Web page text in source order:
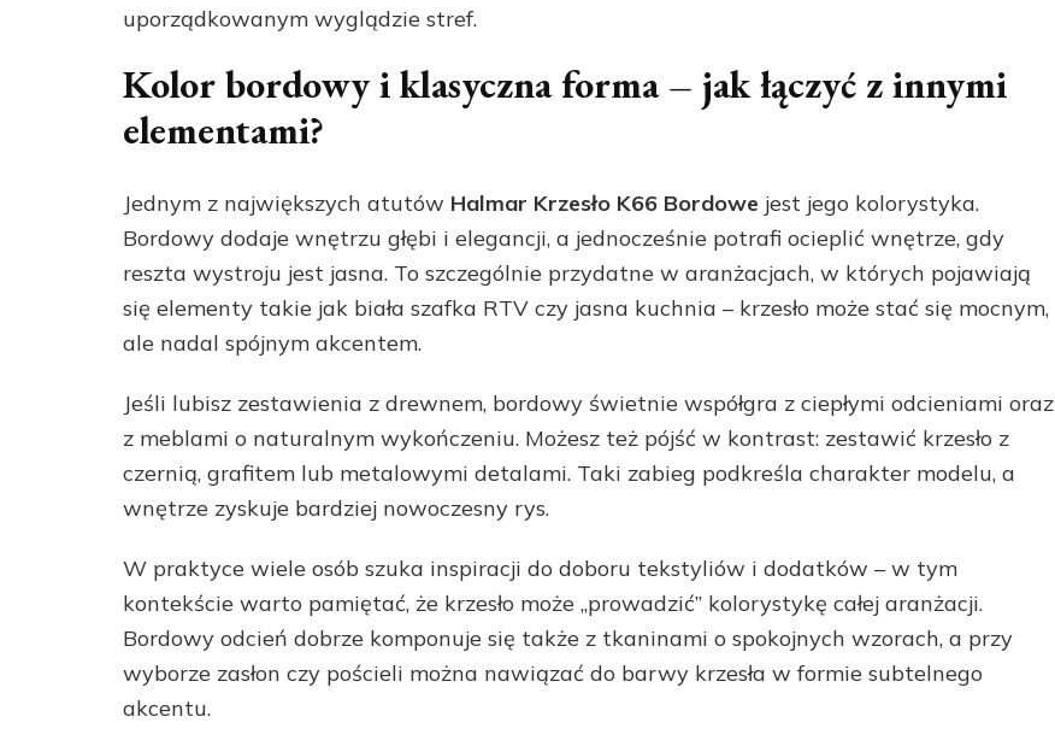
uporządkowanym wyglądzie stref.
Kolor bordowy i klasyczna forma – jak łączyć z innymi
elementami?
Jednym z największych atutów Halmar Krzesło K66 Bordowe jest jego kolorystyka.
Bordowy dodaje wnętrzu głębi i elegancji, a jednocześnie potrafi ocieplić wnętrze, gdy
reszta wystroju jest jasna. To szczególnie przydatne w aranżacjach, w których pojawiają
się elementy takie jak biała szafka RTV czy jasna kuchnia – krzesło może stać się mocnym,
ale nadal spójnym akcentem.
Jeśli lubisz zestawienia z drewnem, bordowy świetnie współgra z ciepłymi odcieniami oraz
z meblami o naturalnym wykończeniu. Możesz też pójść w kontrast: zestawić krzesło z
czernią, grafitem lub metalowymi detalami. Taki zabieg podkreśla charakter modelu, a
wnętrze zyskuje bardziej nowoczesny rys.
W praktyce wiele osób szuka inspiracji do doboru tekstyliów i dodatków – w tym
kontekście warto pamiętać, że krzesło może „prowadzić” kolorystykę całej aranżacji.
Bordowy odcień dobrze komponuje się także z tkaninami o spokojnych wzorach, a przy
wyborze zasłon czy pościeli można nawiązać do barwy krzesła w formie subtelnego
akcentu.